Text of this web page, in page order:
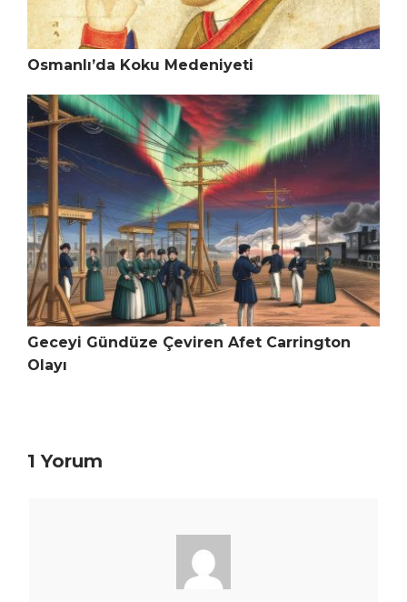
Osmanlı’da Koku Medeniyeti
Geceyi Gündüze Çeviren Afet Carrington
Olayı
1 Yorum